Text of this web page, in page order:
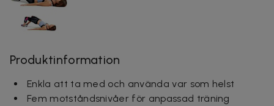
Produktinformation
Enkla att ta med och använda var som helst
Fem motståndsnivåer för anpassad träning